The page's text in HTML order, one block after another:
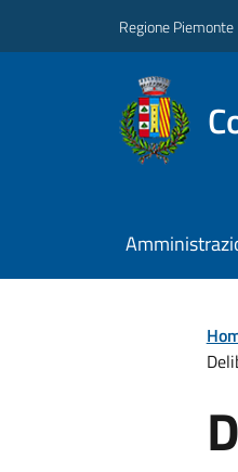
Regione Piemonte